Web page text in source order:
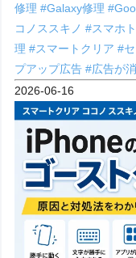
修理#Galaxy修理
コノススキノ#スマホ
理#スマートクリア#
プアップ広告#広告が
2026-06-16